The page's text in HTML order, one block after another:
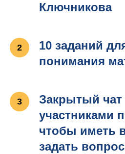
Ключникова
10 заданий
понимания
Закрытый чат
участниками
чтобы иметь
задать